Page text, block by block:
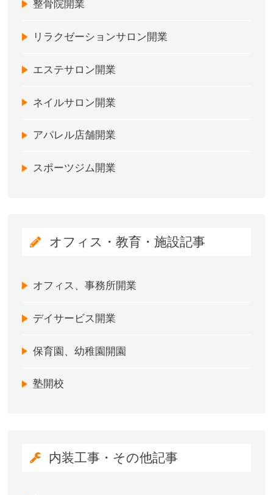
整骨院開業
リラクゼーションサロン開業
エステサロン開業
ネイルサロン開業
アパレル店舗開業
スポーツジム開業
オフィス・教育・施設記事
オフィス、事務所開業
デイサービス開業
保育園、幼稚園開園
塾開校
内装工事・その他記事